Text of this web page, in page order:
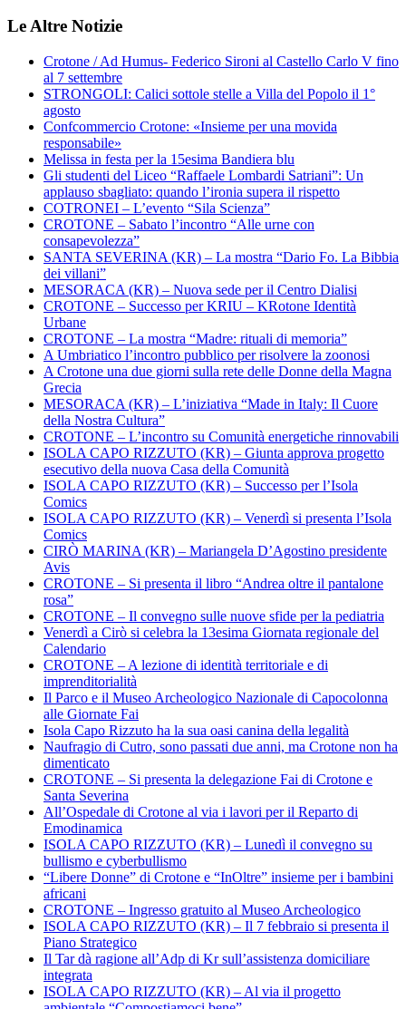
Le Altre Notizie
Crotone / Ad Humus- Federico Sironi al Castello Carlo V fino
al 7 settembre
STRONGOLI: Calici sottole stelle a Villa del Popolo il 1°
agosto
Confcommercio Crotone: «Insieme per una movida
responsabile»
Melissa in festa per la 15esima Bandiera blu
Gli studenti del Liceo “Raffaele Lombardi Satriani”: Un
applauso sbagliato: quando l’ironia supera il rispetto
COTRONEI – L’evento “Sila Scienza”
CROTONE – Sabato l’incontro “Alle urne con
consapevolezza”
SANTA SEVERINA (KR) – La mostra “Dario Fo. La Bibbia
dei villani”
MESORACA (KR) – Nuova sede per il Centro Dialisi
CROTONE – Successo per KRIU – KRotone Identità
Urbane
CROTONE – La mostra “Madre: rituali di memoria”
A Umbriatico l’incontro pubblico per risolvere la zoonosi
A Crotone una due giorni sulla rete delle Donne della Magna
Grecia
MESORACA (KR) – L’iniziativa “Made in Italy: Il Cuore
della Nostra Cultura”
CROTONE – L’incontro su Comunità energetiche rinnovabili
ISOLA CAPO RIZZUTO (KR) – Giunta approva progetto
esecutivo della nuova Casa della Comunità
ISOLA CAPO RIZZUTO (KR) – Successo per l’Isola
Comics
ISOLA CAPO RIZZUTO (KR) – Venerdì si presenta l’Isola
Comics
CIRÒ MARINA (KR) – Mariangela D’Agostino presidente
Avis
CROTONE – Si presenta il libro “Andrea oltre il pantalone
rosa”
CROTONE – Il convegno sulle nuove sfide per la pediatria
Venerdì a Cirò si celebra la 13esima Giornata regionale del
Calendario
CROTONE – A lezione di identità territoriale e di
imprenditorialità
Il Parco e il Museo Archeologico Nazionale di Capocolonna
alle Giornate Fai
Isola Capo Rizzuto ha la sua oasi canina della legalità
Naufragio di Cutro, sono passati due anni, ma Crotone non ha
dimenticato
CROTONE – Si presenta la delegazione Fai di Crotone e
Santa Severina
All’Ospedale di Crotone al via i lavori per il Reparto di
Emodinamica
ISOLA CAPO RIZZUTO (KR) – Lunedì il convegno su
bullismo e cyberbullismo
“Libere Donne” di Crotone e “InOltre” insieme per i bambini
africani
CROTONE – Ingresso gratuito al Museo Archeologico
ISOLA CAPO RIZZUTO (KR) – Il 7 febbraio si presenta il
Piano Strategico
Il Tar dà ragione all’Adp di Kr sull’assistenza domiciliare
integrata
ISOLA CAPO RIZZUTO (KR) – Al via il progetto